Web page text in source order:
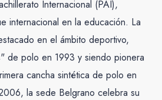
Internacional (PAI),
internacional en la educación. La
en el ámbito deportivo,
de polo en 1993 y siendo pionera
cancha sintética de polo en
la sede Belgrano celebra su